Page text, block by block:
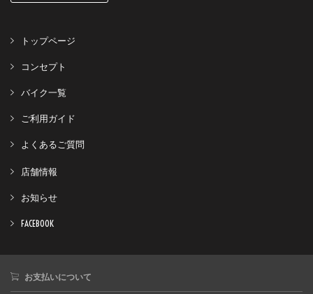
トップページ
コンセプト
バイク一覧
ご利用ガイド
よくあるご質問
店舗情報
お知らせ
FACEBOOK
お支払いについて